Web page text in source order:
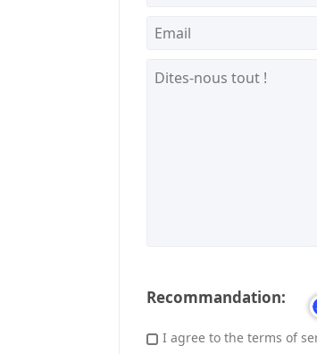
Recommandation:
I agree to the terms of